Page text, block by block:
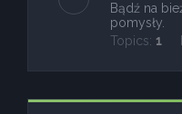
Bądź na
pomysły.
Topics: 1